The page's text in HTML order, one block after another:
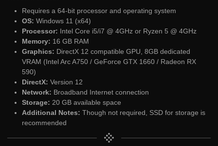
Requires a 64-bit processor and operating system
OS: Windows 11 (x64)
Processor: Intel Core i5/i7 @ 4GHz or Ryzen 5 @ 4GHz
Memory: 16 GB RAM
Graphics: DirectX 12 compatible GPU, 8GB dedicated
VRAM (Intel Arc A750 / GeForce GTX 1660 / Radeon RX
590)
DirectX: Version 12
Network: Broadband Internet connection
Storage: 20 GB available space
Additional Notes: Though not required, SSD for storage is
recommended